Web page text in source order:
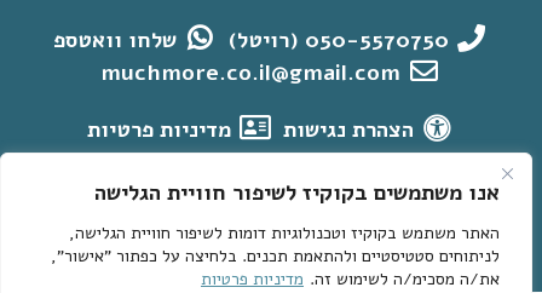
אנו משתמשים בקוקיז לשיפור חוויית הגלישה
האתר משתמש בקוקיז וטכנולוגיות דומות לשיפור חוויית הגלישה,
לניתוחים סטטיסטיים ולהתאמת תכנים. בלחיצה על כפתור "אישור",
את/ה מסכימ/ה לשימוש זה. מדיניות פרטיות
050-5570750 (רויטל)
שלחו וואטספ
muchmore.co.il@gmail.com
הצהרת נגישות
מדיניות פרטיות
אתרי וורדפרס לדוגמא
קידום אתרי וורדפרס בגוגל
קידום אתרים בגוגל > מאמרים חשובים
English